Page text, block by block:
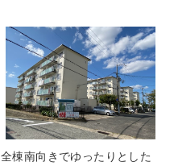
全棟南向きでゆったりとした